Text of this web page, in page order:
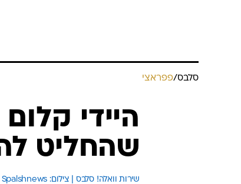
סלבס/פפראצי
היידי
שהחליט
שירות וואלה! סלבס | צילום: Spalshnews